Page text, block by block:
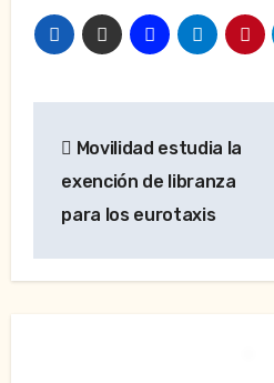
de
entradas
Movilidad estudia la
exención de libranza
para los eurotaxis